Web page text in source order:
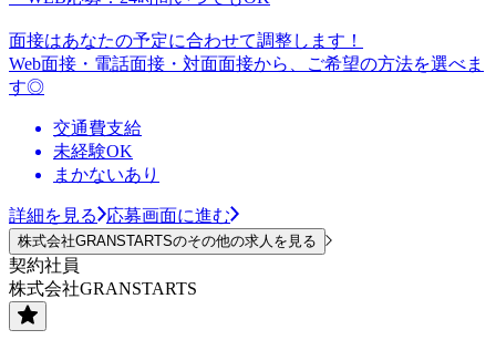
面接はあなたの予定に合わせて調整します！
Web面接・電話面接・対面面接から、ご希望の方法を選べま
す◎
交通費支給
未経験OK
まかないあり
詳細を見る 応募画面に進む
株式会社GRANSTARTSのその他の求人を見る
契約社員
株式会社GRANSTARTS